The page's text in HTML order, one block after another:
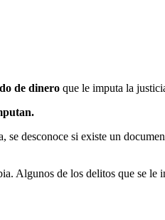
de dinero que le imputa la
desconoce si existe un
Algunos de los delitos que se le